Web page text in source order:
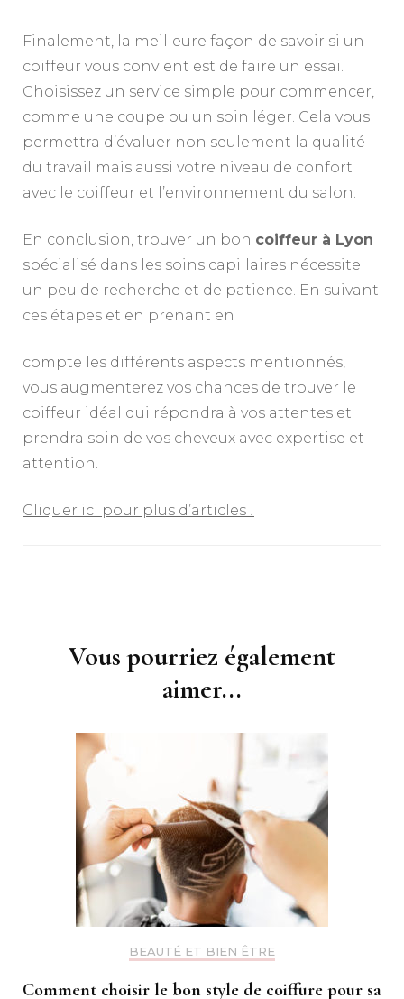
Finalement, la meilleure façon de savoir si un
coiffeur vous convient est de faire un essai.
Choisissez un service simple pour commencer,
comme une coupe ou un soin léger. Cela vous
permettra d’évaluer non seulement la qualité
du travail mais aussi votre niveau de confort
avec le coiffeur et l’environnement du salon.
En conclusion, trouver un bon coiffeur à Lyon
spécialisé dans les soins capillaires nécessite
un peu de recherche et de patience. En suivant
ces étapes et en prenant en
compte les différents aspects mentionnés,
vous augmenterez vos chances de trouver le
coiffeur idéal qui répondra à vos attentes et
prendra soin de vos cheveux avec expertise et
attention.
Cliquer ici pour plus d’articles !
Vous pourriez également
aimer...
BEAUTÉ ET BIEN ÊTRE
Comment choisir le bon style de coiffure pour sa